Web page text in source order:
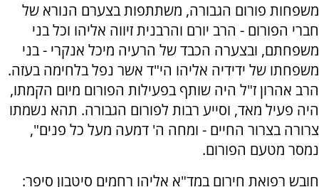
משפחות פורום הגבורה, משתתפות בצערם הנורא של
חברי הפורום - הרב יורם והרבנית זיווה אליהו וכל בני
משפחתם, ובצערה הכבד של הרעיה מיכל אנקרי - בני
משפחתו של ידידיה אליהו הי"ד אשר נפל בלחימה בעזה.
הרב אהרון ז"ל היה שותף בפעילות הפורום מיום הקמתו,
היה פעיל מאד, וסייע רבות לפורום הגבורה. תהא נשמתו
צרורה בצרור החיים - ומחה ה' דמעה מעל כל פנים",
נמסר מטעם הפורום.
חובש רפואת חירום במד"א אליהו רחמים סיטבון סיפר: